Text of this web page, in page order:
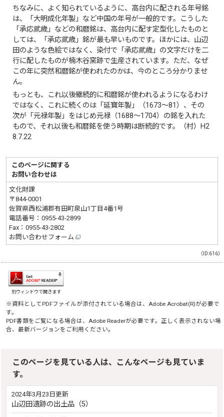
ちなみに、よく知られているように、高台内に配される年号銘
は、「大明成化年製」など中国の年号が一般的です。こうした
「承応貮歳」などの和暦銘は、高台内に配す定型化したものと
しては、「承応貮歳」銘が最も早いものです。ほかには、山辺
田のような色絵ではなく、染付で「承応貮歳」の文字だけを二
行に配したものが楠木谷窯跡で生産されています。ただ、なぜ
この年に突然和暦銘が使われたのかは、今のところ分かりませ
ん。
もっとも、これ以後継続的に和暦銘が使われるようになるわけ
ではなく、これに続くのは「延寶年製」（1673～81）、その
次が「元禄年製」をはじめ元禄（1688～1704）の銘を入れた
もので、それ以後も和暦銘を使う時期は断続的です。（村）H2
8.7.22
このページに関する
お問い合わせは
文化財課
〒844-0001
佐賀県西松浦郡有田町泉山1丁目4番1号
電話番号：0955-43-2899
Fax：0955-43-2802
お問い合わせフォーム
（ID:616）
別ウィンドウで開きます
※資料としてPDFファイルが添付されている場合は、Adobe Acrobat(R)が必要で
す。
PDF書類をご覧になる場合は、Adobe Readerが必要です。正しく表示されない場
合、最新バージョンをご利用ください。
このページを見ている人は、こんなページも見ていま
す。
2024年3月23日更新
山辺田遺跡の出土品（5）